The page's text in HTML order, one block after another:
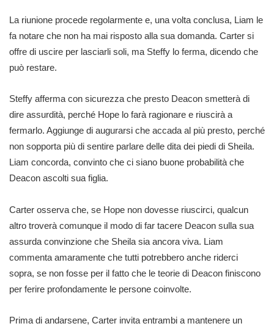
La riunione procede regolarmente e, una volta conclusa, Liam le
fa notare che non ha mai risposto alla sua domanda. Carter si
offre di uscire per lasciarli soli, ma Steffy lo ferma, dicendo che
può restare.
Steffy afferma con sicurezza che presto Deacon smetterà di
dire assurdità, perché Hope lo farà ragionare e riuscirà a
fermarlo. Aggiunge di augurarsi che accada al più presto, perché
non sopporta più di sentire parlare delle dita dei piedi di Sheila.
Liam concorda, convinto che ci siano buone probabilità che
Deacon ascolti sua figlia.
Carter osserva che, se Hope non dovesse riuscirci, qualcun
altro troverà comunque il modo di far tacere Deacon sulla sua
assurda convinzione che Sheila sia ancora viva. Liam
commenta amaramente che tutti potrebbero anche riderci
sopra, se non fosse per il fatto che le teorie di Deacon finiscono
per ferire profondamente le persone coinvolte.
Prima di andarsene, Carter invita entrambi a mantenere un